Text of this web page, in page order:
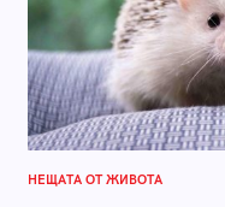
НЕЩАТА ОТ ЖИВОТА